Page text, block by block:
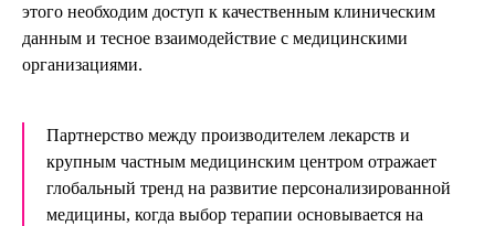
этого необходим доступ к качественным клиническим
данным и тесное взаимодействие с медицинскими
организациями.
Партнерство между производителем лекарств и
крупным частным медицинским центром отражает
глобальный тренд на развитие персонализированной
медицины, когда выбор терапии основывается на